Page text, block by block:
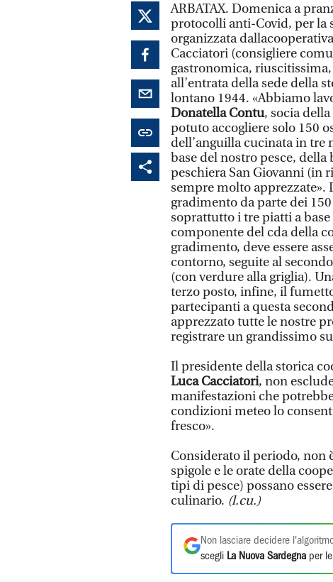
ARBATAX. Domenica a
protocolli anti-Covid, per la
organizzata
Cacciatori (consigliere
gastronomica,
all’entrata della sede della
lontano 1944. «Abbiamo
Donatella Contu, socia
potuto accogliere solo 150
dell’anguilla cucinata in
base del nostro pesce,
peschiera San Giovanni (in
sempre molto apprezzate».
gradimento da parte dei
soprattutto i tre piatti a
componente del cda della
gradimento, deve essere
contorno, seguite al
(con verdure alla griglia).
terzo posto, infine, il
partecipanti a questa
apprezzato tutte le nostre
registrare un grandissimo
Il presidente della storica
Luca Cacciatori, non
manifestazioni che
condizioni meteo lo
fresco».
Considerato il periodo, non
spigole e le orate della
tipi di pesce) possano
culinario. (l.cu.)
Non lasciare decidere
scegli La Nuova Sardegna per